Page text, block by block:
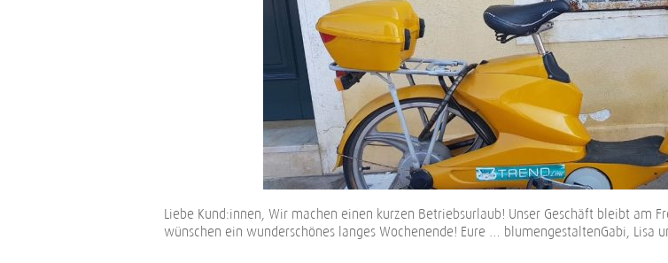
Liebe Kund:innen, Wir machen einen kurzen Betriebsurlaub! Unser Geschäft bleibt
wünschen ein wunderschönes langes Wochenende! Eure … blumengestaltenGabi, Lisa